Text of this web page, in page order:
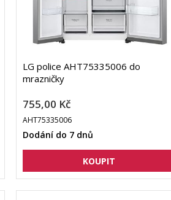
LG police AHT75335006 do
mrazničky
755,00 Kč
AHT75335006
Dodání do 7 dnů